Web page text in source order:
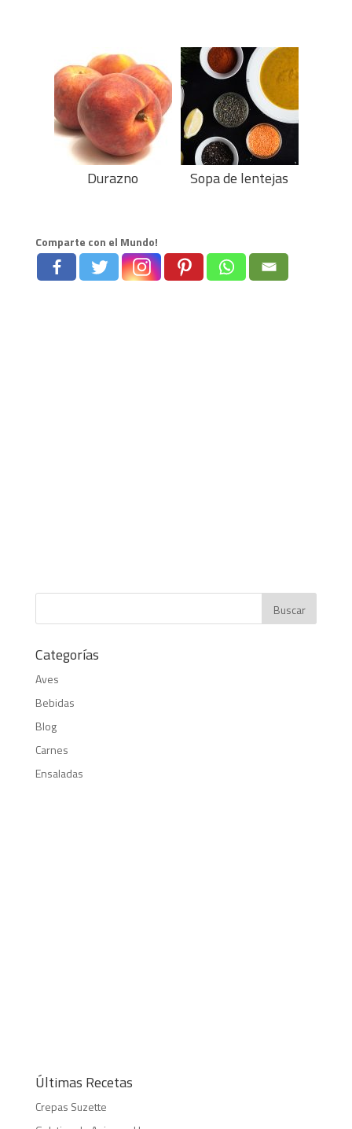
Durazno Sopa de lentejas
Comparte con el Mundo!
Categorías
Aves
Bebidas
Blog
Carnes
Ensaladas
Últimas Recetas
Crepas Suzette